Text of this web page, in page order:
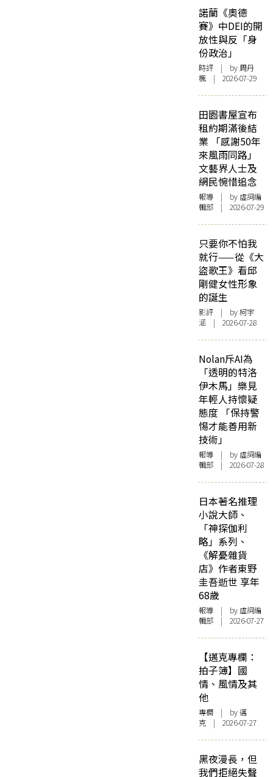
諾蘭《奧德
賽》中DEI的開
放性與反「身
份政治」
時評 | by周丹
楓 | 2026-07-29
田園書屋宣布
租約期滿後結
業 「感謝50年
來風雨同路」
文藝界人士及
網民惋惜追念
報導 | by 虛詞編
輯部 | 2026-07-29
只要你不怕我
就行——從《大
盜歌王》看邱
剛健女性形象
的誕生
影評 | by 柯宇
涵 | 2026-07-28
Nolan斥AI為
「透明的特洛
伊木馬」樂見
年輕人持懷疑
態度 「保持警
惕才能善用新
技術」
報導 | by 虛詞編
輯部 | 2026-07-28
日本著名推理
小說大師、
「神探伽利
略」系列、
《解憂雜貨
店》作者東野
圭吾逝世 享年
68歲
報導 | by 虛詞編
輯部 | 2026-07-27
【邁克專欄：
拍子簿】國
情、風情及其
他
專欄 | by邁
克 | 2026-07-27
黑夜漫長，但
我們拒絕失聲